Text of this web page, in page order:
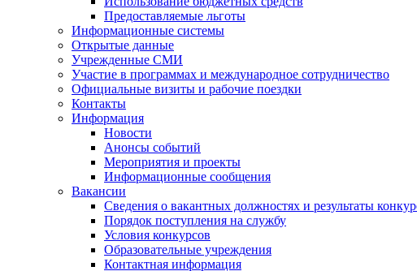
Предоставляемые льготы
Информационные системы
Открытые данные
Учрежденные СМИ
Участие в программах и международное сотрудничество
Официальные визиты и рабочие поездки
Контакты
Информация
Новости
Анонсы событий
Мероприятия и проекты
Информационные сообщения
Вакансии
Сведения о вакантных должностях и результаты
Порядок поступления на службу
Условия конкурсов
Образовательные учреждения
Контактная информация